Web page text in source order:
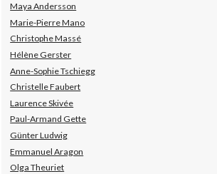
Maya Andersson
Marie-Pierre Mano
Christophe Massé
Hélène Gerster
Anne-Sophie Tschiegg
Christelle Faubert
Laurence Skivée
Paul-Armand Gette
Günter Ludwig
Emmanuel Aragon
Olga Theuriet